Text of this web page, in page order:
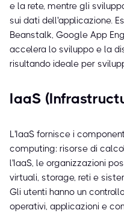
e la rete, mentre gli
sui dati dell'applicazione.
Beanstalk, Google App
accelera lo sviluppo e la
risultando ideale per
IaaS
L'IaaS fornisce i
computing: risorse di
l'IaaS, le organizzazioni
virtuali, storage, reti e
Gli utenti hanno un
operativi, applicazioni e